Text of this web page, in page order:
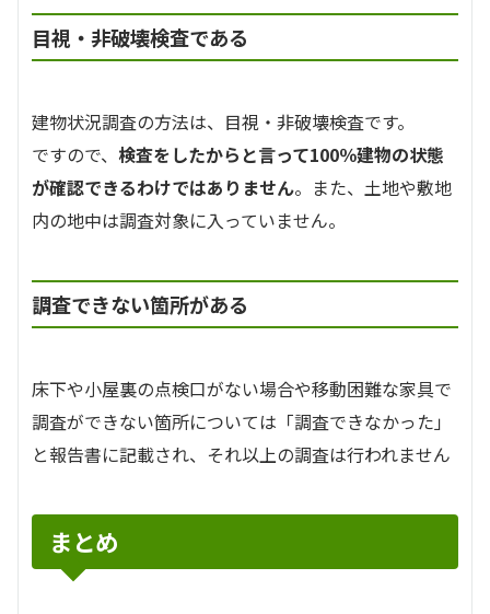
目視・非破壊検査である
建物状況調査の方法は、目視・非破壊検査です。
ですので、 検査をしたからと言って100％建物の状態
が確認できるわけではありません。また、土地や敷地
内の地中は調査対象に入っていません。
調査できない箇所がある
床下や小屋裏の点検口がない場合や移動困難な家具で
調査ができない箇所については「調査できなかった」
と報告書に記載され、それ以上の調査は行われません
まとめ